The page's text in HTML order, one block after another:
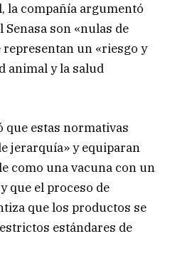
la compañía argumentó
son «nulas de
un «riesgo y
animal y la salud
que estas normativas
jerarquía» y equiparan
como una vacuna con un
que el proceso de
que los productos se
estándares de